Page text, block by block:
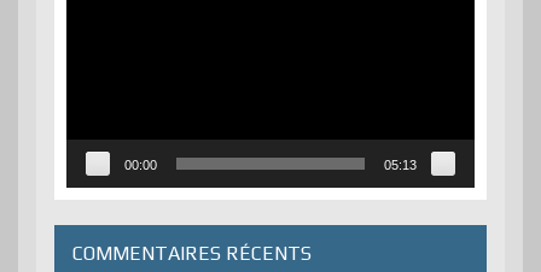
00:00 05:13
COMMENTAIRES RÉCENTS